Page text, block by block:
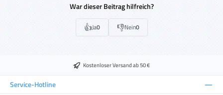
War dieser Beitrag hilfreich?
👍Ja0 👎Nein0
Kostenloser Versand ab 50 €
Service-Hotline